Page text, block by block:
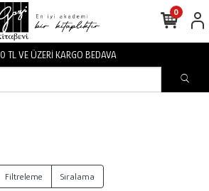
TL VE ÜZERİ KARGO BEDAVA
0
Filtreleme Sıralama